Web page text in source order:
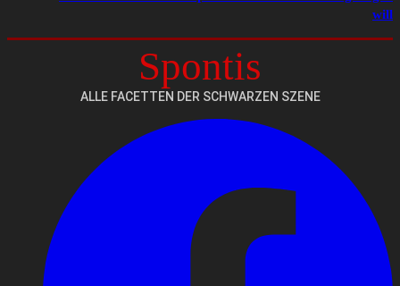
will
Spontis
ALLE FACETTEN DER SCHWARZEN SZENE